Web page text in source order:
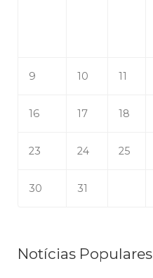
9 10 11
16 17 18
23 24 25
30 31
Notícias Populares